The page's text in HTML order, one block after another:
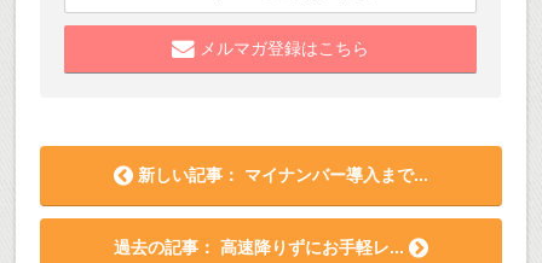
メルマガ登録はこちら
新しい記事： マイナンバー導入まで...
過去の記事： 高速降りずにお手軽レ...